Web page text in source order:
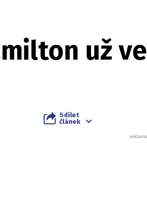
už ve
Sdílet
článek